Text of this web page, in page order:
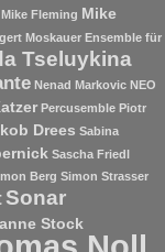
Mike Fleming Mike
Moskauer Ensemble für
Tseluykina
Nenad Markovic NEO
Percusemble Piotr
Drees Sabina
Sascha Friedl
Berg Simon Strasser
Sonar
Stock